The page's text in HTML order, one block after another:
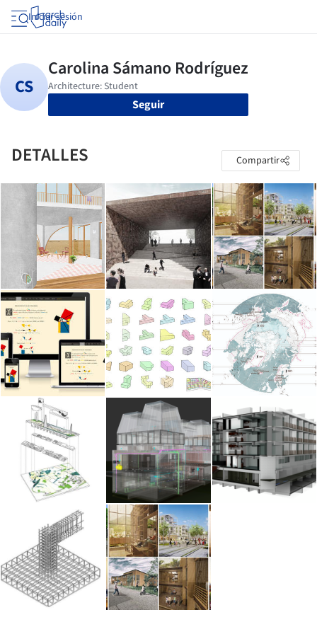
Iniciar sesión
Seguir
DETALLES Compartir